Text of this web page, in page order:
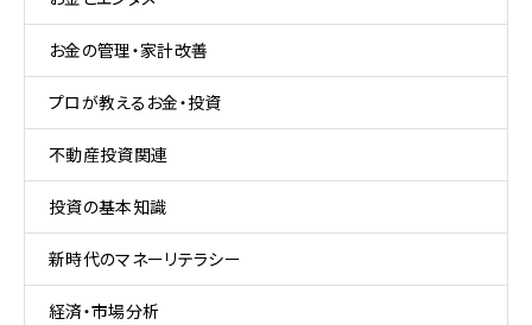
お金の管理・家計改善
プロが教えるお金・投資
不動産投資関連
投資の基本知識
新時代のマネーリテラシー
経済・市場分析